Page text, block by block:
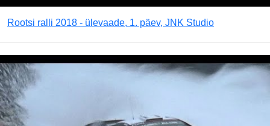
Rootsi ralli 2018 - ülevaade, 1. päev, JNK Studio